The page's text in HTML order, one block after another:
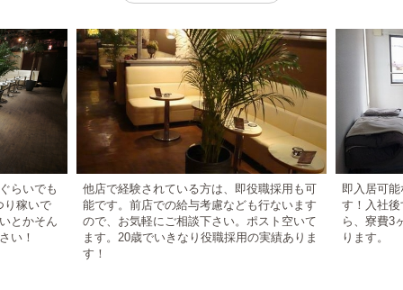
藤沢・渋谷・立川・八王子…その他もあり！
ご希望の店舗で働けます！
【今年の夏新店オープン予定】
★店舗急拡大のためポスト多数空き有り
￣￣￣￣￣￣￣￣￣￣￣￣￣￣￣￣￣￣￣
経験者は即役職者へもなれます！
未経験の方は最短で上へいけます！
★未経験の方でも安心して始められる環境
￣￣￣￣￣￣￣￣￣￣￣￣￣￣￣￣￣￣
大手グループ店は
・ハードルが高そう
・経験者しか採用されなさそう
と思っている方が多いかも知れません…
らいでも
り稼いで
とかそん
い！
他店で経験されている方は、即役職採用も可
能です。前店での給与考慮なども行ないます
ので、お気軽にご相談下さい。ポスト空いて
ます。20歳でいきなり役職採用の実績ありま
す！
即入居可
す！入社
ら、寮費3
ります。